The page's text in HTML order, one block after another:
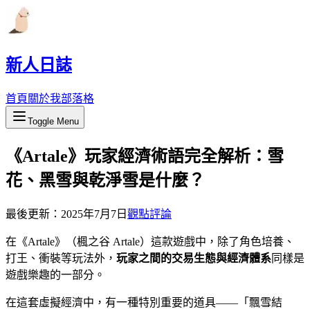
新人日誌
首頁 關於我部落格
Toggle Menu
《Artale》玩家經濟術語完全解析：雪
花、黑雪與乾淨雪是什麼？
最後更新： 2025年7月7日 觀點評論
在《Artale》（楓之谷 Artale）這款遊戲中，除了角色培養、
打王、衝裝等玩法外， 玩家之間的交易生態與經濟體系同樣是
遊戲樂趣的一部分。
在這套虛擬經濟中，有一種特別重要的道具——「飄雪結